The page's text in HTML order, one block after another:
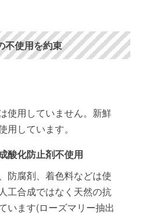
不使用を約束
使用していません。新鮮
用しています。
酸化防止剤不使用
防腐剤、着色料などは使
工合成ではなく天然の抗
います(ローズマリー抽出